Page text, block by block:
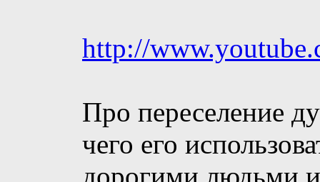
http://
Про переселение
чего его
дорогими людьми